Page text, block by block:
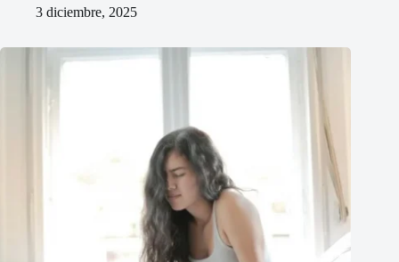
3 diciembre, 2025